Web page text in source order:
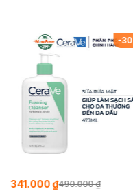
-30
341.000 ₫490.000 ₫